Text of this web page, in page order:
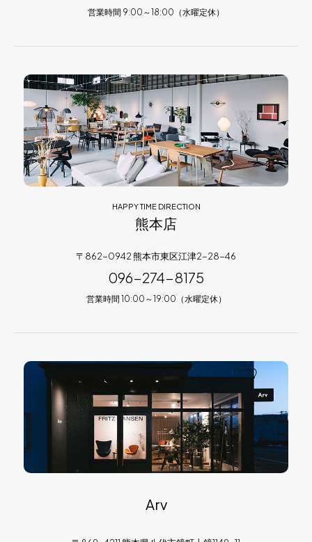
営業時間 9:00～18:00（水曜定休）
HAPPY TIME DIRECTION
熊本店
〒862-0942 熊本市東区江津2-28-46
096-274-8175
営業時間 10:00～19:00（水曜定休）
Arv